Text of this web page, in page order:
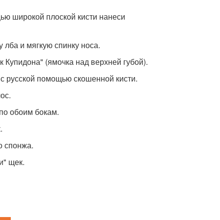
широкой плоской кисти нанеси
и мягкую спинку носа.
(ямочка над верхней губой).
русской помощью скошенной кисти.
обоим бокам.
спонжа.
щек.